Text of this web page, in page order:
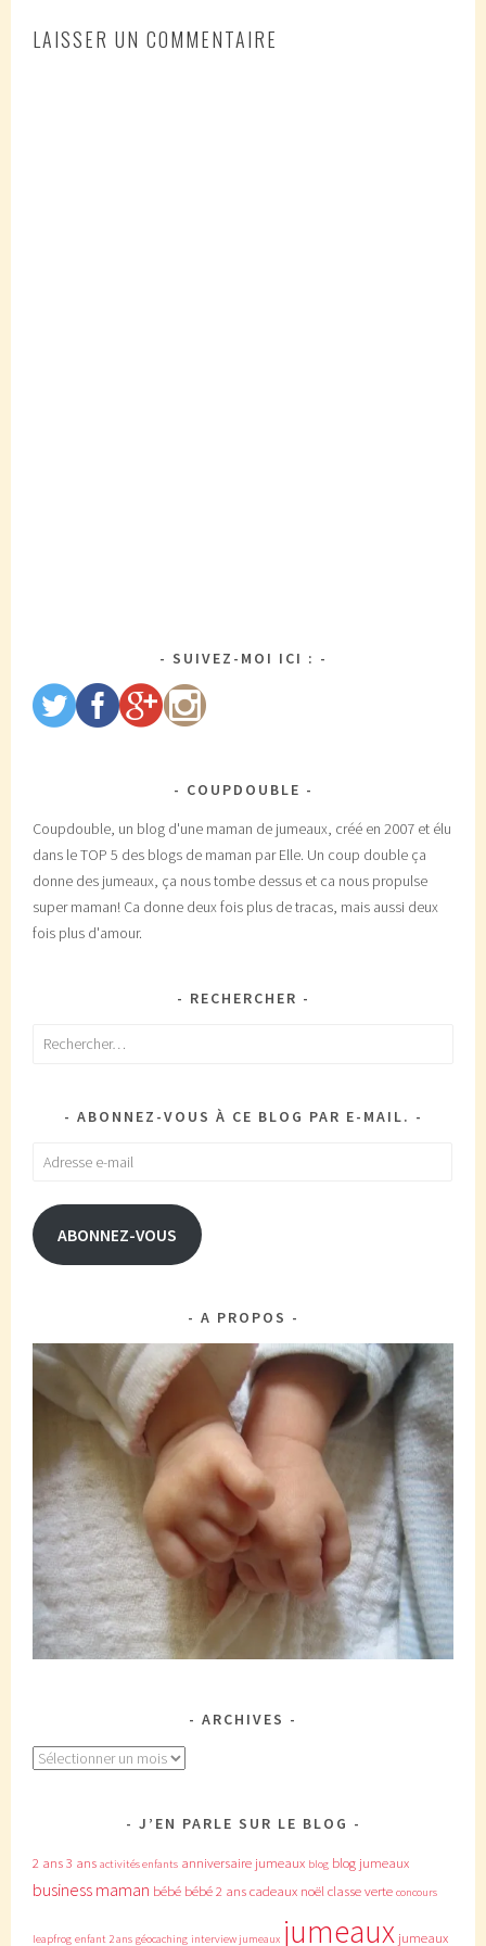
LAISSER UN COMMENTAIRE
SUIVEZ-MOI ICI :
COUPDOUBLE
Coupdouble, un blog d'une maman de jumeaux, créé en 2007 et élu
dans le TOP 5 des blogs de maman par Elle. Un coup double ça
donne des jumeaux, ça nous tombe dessus et ca nous propulse
super maman! Ca donne deux fois plus de tracas, mais aussi deux
fois plus d'amour.
RECHERCHER
Rechercher :
ABONNEZ-VOUS À CE BLOG PAR E-MAIL.
Adresse
mail
ABONNEZ-VOUS
A PROPOS
ARCHIVES
Archives
J’EN PARLE SUR LE BLOG
2 ans3 ans activités enfants anniversaire jumeaux blog blog jumeaux
business maman bébé bébé 2 anscadeaux noëlclasse verte concours
leapfrog enfant 2 ans géocaching interview jumeaux jumeaux jumeaux